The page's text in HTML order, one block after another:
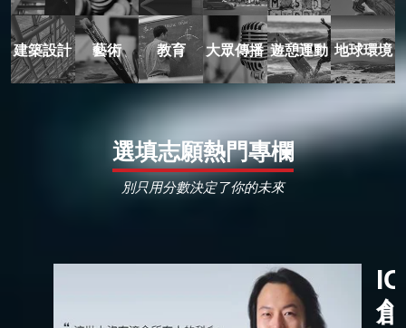
建築設計 藝術 教育 大眾傳播 遊憩運動 地球環境
選填志願熱門專欄
別只用分數決定了你的未來